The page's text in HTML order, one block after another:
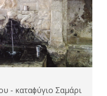
- καταϕύγιο Σαμάρι